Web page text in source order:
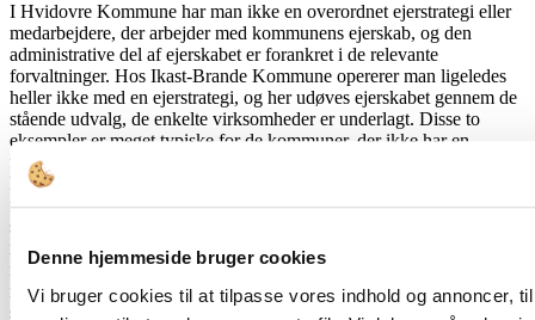
Denne hjemmeside bruger cookies
Vi bruger cookies til at tilpasse vores indhold og annoncer,
I Hvidovre Kommune har man ikke en overordnet ejerstrategi eller
medarbejdere, der arbejder med kommunens ejerskab, og den
administrative del af ejerskabet er forankret i de relevante
forvaltninger. Hos Ikast-Brande Kommune opererer man ligeledes
heller ikke med en ejerstrategi, og her udøves ejerskabet gennem de
stående udvalg, de enkelte virksomheder er underlagt. Disse to
eksempler er meget typiske for de kommuner, der ikke har en
formuleret ejerstrategi. I enkelte tilfælde kan det virke som om, at
kommunen i praksis håndterer disse virksomheder, som hørte de
fortsat under de respektive forvaltninger. Det kan dog hænge
sammen med, at mange af de mindre forsyningsselskaber har haft en
relativt lille medarbejderstab, og derfor mangler virksomheden en
række kompetencer, som forvaltningerne kan bidrage med. På sigt
må man formode, at der generelt kommer større afstand mellem
selskaberne og forvaltningerne. Dagens Dagsorden har i forbindelse